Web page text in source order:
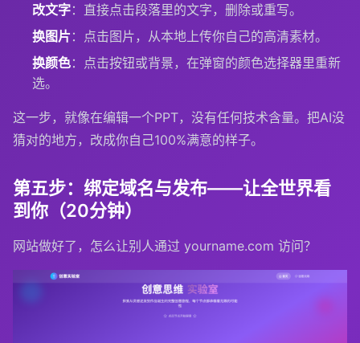
改文字：直接点击段落里的文字，删除或重写。
换图片 ：点击图片，从本地上传你自己的高清素材。
换颜色：点击按钮或背景，在弹窗的颜色选择器里重新
选。
这一步，就像在编辑一个PPT，没有任何技术含量。把AI没
猜对的地方，改成你自己100%满意的样子。
第五步：绑定域名与发布——让全世界看
到你（20分钟）
网站做好了，怎么让别人通过 yourname.com 访问？